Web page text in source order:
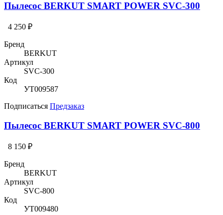
Пылесос BERKUT SMART POWER SVC-300
4 250 ₽
Бренд
BERKUT
Артикул
SVC-300
Код
УТ009587
Подписаться Предзаказ
Пылесос BERKUT SMART POWER SVC-800
8 150 ₽
Бренд
BERKUT
Артикул
SVC-800
Код
УТ009480